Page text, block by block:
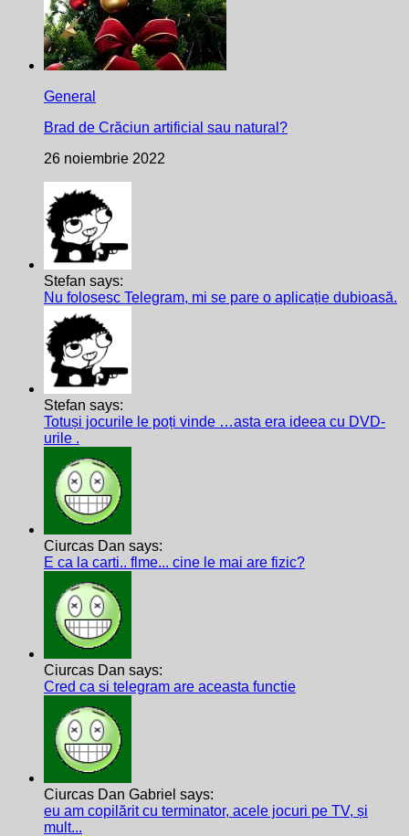
General
Brad de Crăciun artificial sau natural?
26 noiembrie 2022
Stefan says:
Nu folosesc Telegram, mi se pare o aplicație dubioasă.
Stefan says:
Totuși jocurile le poți vinde …asta era ideea cu DVD-
urile .
Ciurcas Dan says:
E ca la carti.. flme... cine le mai are fizic?
Ciurcas Dan says:
Cred ca si telegram are aceasta functie
Ciurcas Dan Gabriel says:
eu am copilărit cu terminator, acele jocuri pe TV, și
mult...